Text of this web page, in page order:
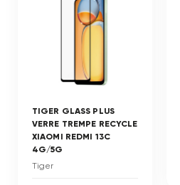
TIGER GLASS PLUS
VERRE TREMPE RECYCLE
XIAOMI REDMI 13C
4G/5G
Tiger